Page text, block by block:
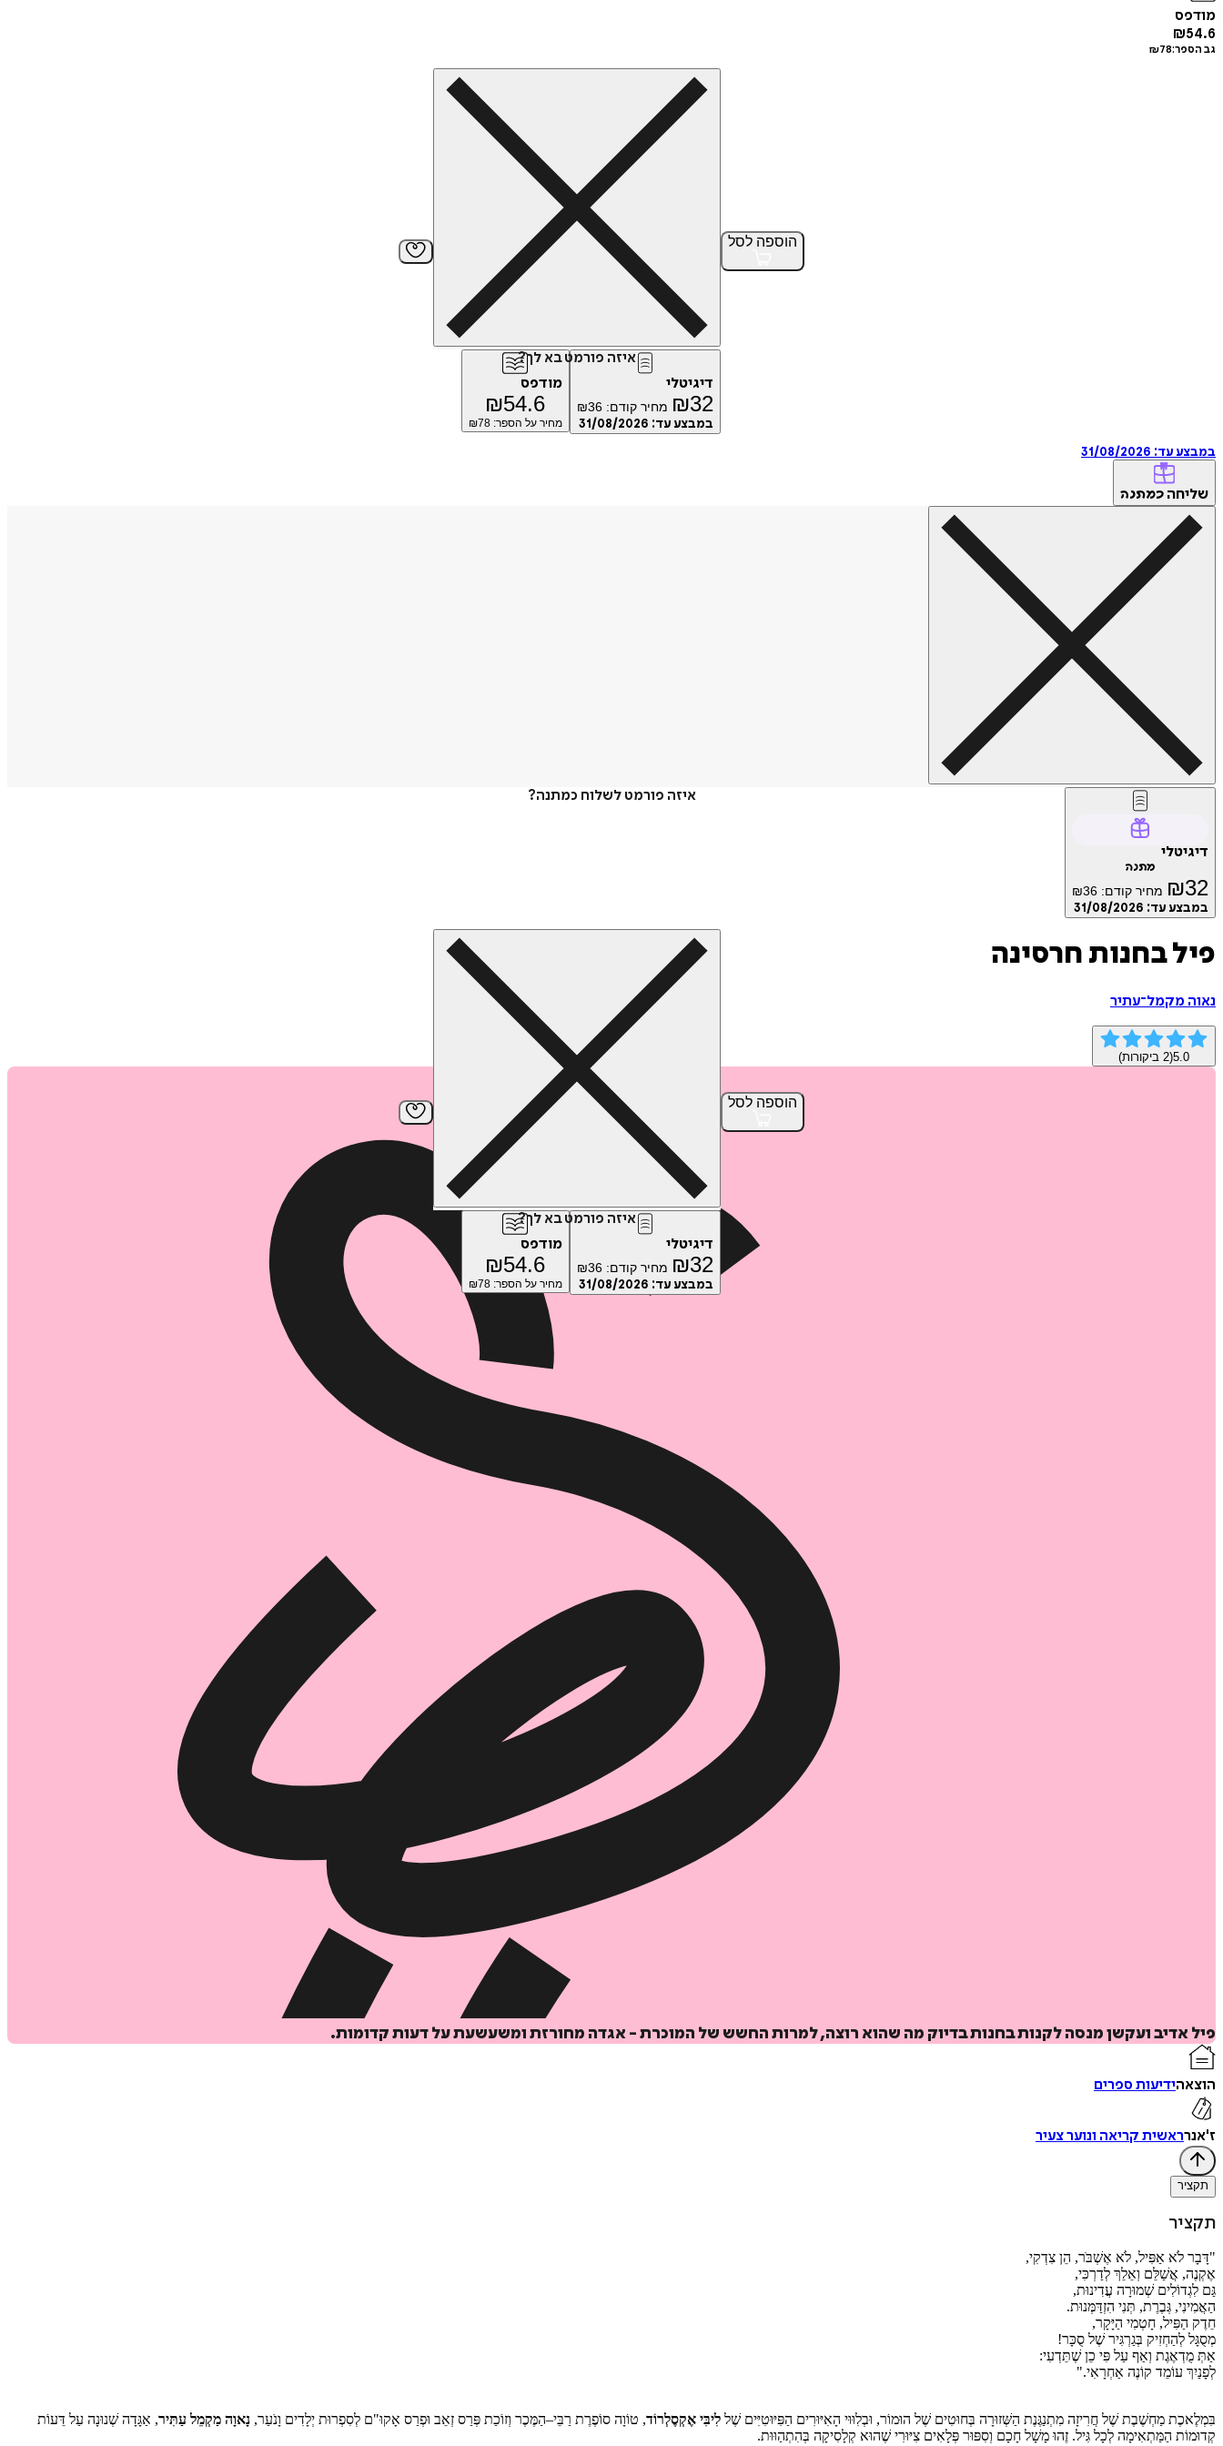
מודפס
₪54.6
גב הספר: ₪78
הוספה לסל
איזה פורמט בא לך?
דיגיטלי
₪32 מחיר קודם: ₪36
במבצע עד: 31/08/2026
מודפס
₪54.6
מחיר על הספר: ₪78
במבצע עד: 31/08/2026
שליחה כמתנה
איזה פורמט לשלוח כמתנה?
דיגיטלי
מתנה
₪32 מחיר קודם: ₪36
במבצע עד: 31/08/2026
הוספה לסל
איזה פורמט בא לך?
דיגיטלי
₪32 מחיר קודם: ₪36
במבצע עד: 31/08/2026
מודפס
₪54.6
מחיר על הספר: ₪78
פיל בחנות חרסינה
נאוה מקמל־עתיר
5.0
(
2 ביקורות)
פיל אדיב ועקשן מנסה לקנות בחנות בדיוק מה שהוא רוצה, למרות החשש של המוכרת - אגדה מחורזת ומשעשעת על דעות קדומות.
הוצאהידיעות ספרים
ז'אנרראשית קריאה ונוער צעיר
תקציר
תקציר
"דָּבָר לֹא אַפִּיל, לֹא אֶשְׁבֹּר, הֵן צִדְקִי,
אֶקְנֶה, אֲשַׁלֵּם וְאֵלֵךְ לְדַרְכִּי,
גַּם לִגְדוֹלִים שְׁמוּרָה עֲדִינוּת,
הַאֲמִינִי, גְּבֶרֶת, תְּנִי הִזְדַּמְּנוּת.
חֵדֶק הַפִּיל, חָטְמִי הַיָּקָר,
מְסֻגָּל לְהַחְזִיק בְּגַרְגִּיר שֶׁל סֻכָּר!
אַתְּ מֻדְאֶגֶת וְאַף עַל פִּי כֵן שֶׁתֵּדְעִי:
לְפָנַיִךְ עוֹמֵד קוֹנֶה אַחְרָאִי."
בִּמְלֶאכֶת מַחְשֶׁבֶת שֶׁל חֲרִיזָה מִתְנַגֶּנֶת הַשְּׁזוּרָה בְּחוּטִים שֶׁל הוּמוֹר, וּבְלִוּוּי הָאִיּוּרִים הַפִּיּוּטִיִּים שֶׁל לִיבִּי אֶקְסֶלְרוֹד, טוֹוָה סוֹפֶרֶת רַבֵּי–הַמֶּכֶר וְזוֹכַת פְּרַס זְאֵב וּפְרַס אָקוּ"ם לְסִפְרוּת יְלָדִים וָנֹעַר, נָאוָה מַקְמֵל עַתִּיר, אַגָּדָה שְׁנוּנָה עַל דֵּעוֹת
קְדוּמוֹת הַמַּתְאִימָה לְכָל גִּיל. זֶהוּ מָשָׁל חָכָם וְסִפּוּר פְּלָאִים צִיּוּרִי שֶׁהוּא קְלָסִיקָה בְּהִתְהַוּוּת.